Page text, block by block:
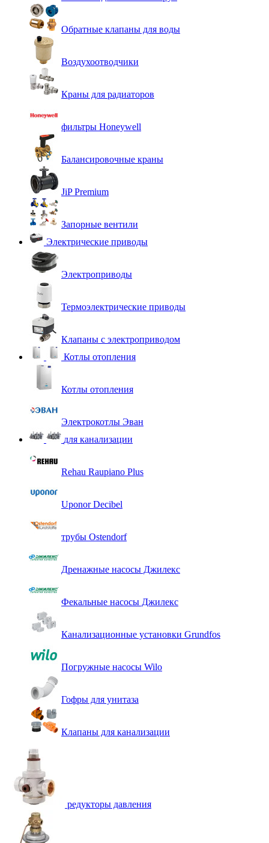
Обратные клапаны для воды
Воздухоотводчики
Краны для радиаторов
фильтры Honeywell
Балансировочные краны
JiP Premium
Запорные вентили
Электрические приводы
Электроприводы
Термоэлектрические приводы
Клапаны с электроприводом
Котлы отопления
Котлы отопления
Электрокотлы Эван
для канализации
Rehau Raupiano Plus
Uponor Decibel
трубы Ostendorf
Дренажные насосы Джилекс
Фекальные насосы Джилекс
Канализационные установки Grundfos
Погружные насосы Wilo
Гофры для унитаза
Клапаны для канализации
редукторы давления